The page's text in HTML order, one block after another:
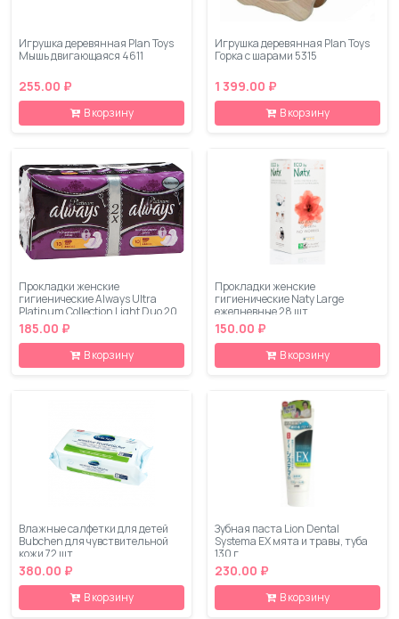
Игрушка деревянная Plan Toys
Мышь двигающаяся 4611
255.00 ₽
В корзину
Игрушка деревянная Plan Toys
Горка с шарами 5315
1 399.00 ₽
В корзину
Прокладки женские
гигиенические Always Ultra
Platinum Collection Light Duo 20
шт
185.00 ₽
В корзину
Прокладки женские
гигиенические Naty Large
ежедневные 28 шт
150.00 ₽
В корзину
Влажные салфетки для детей
Bubchen для чувствительной
кожи 72 шт
380.00 ₽
В корзину
Зубная паста Lion Dental
Systema EX мята и травы, туба
130 г
230.00 ₽
В корзину